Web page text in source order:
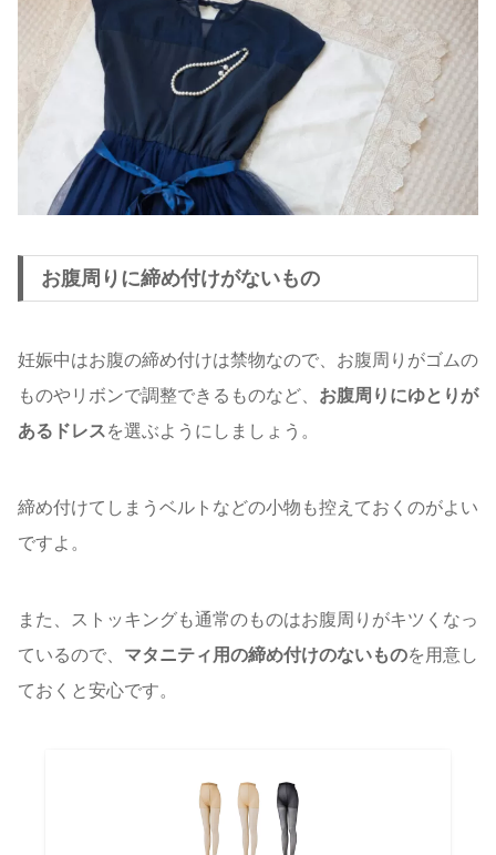
お腹周りに締め付けがないもの
妊娠中はお腹の締め付けは禁物なので、お腹周りがゴムの
ものやリボンで調整できるものなど、 お腹周りにゆとりが
あるドレスを選ぶようにしましょう。
締め付けてしまうベルトなどの小物も控えておくのがよい
ですよ。
また、ストッキングも通常のものはお腹周りがキツくなっ
ているので、 マタニティ用の締め付けのないものを用意し
ておくと安心です。